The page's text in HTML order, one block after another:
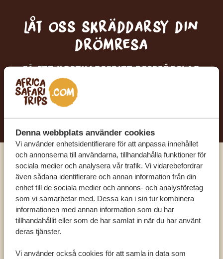
Denna webbplats använder cookies
Vi använder enhetsidentifierare för att anpassa innehållet
och annonserna till användarna, tillhandahålla funktioner för
sociala medier och analysera vår trafik. Vi vidarebefordrar
även sådana identifierare och annan information från din
enhet till de sociala medier och annons- och analysföretag
som vi samarbetar med. Dessa kan i sin tur kombinera
informationen med annan information som du har
tillhandahållit eller som de har samlat in när du har använt
deras tjänster.
Vi använder också cookies för att samla in data som
Låt oss skräddarsy din
drömresa
FÅ ETT KOSTNADSFRITT RESEFÖRSLAG
BÖRJA PLANERA DIN DRÖMRESA
Ring en av våra experter
VÅRA SPECIALISTER FINNS HÄR FÖR ATT
HJÄLPA DIG
SV:+31 174 788 101